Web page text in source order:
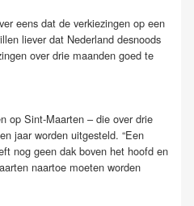
eens dat de verkiezingen op een
liever dat Nederland desnoods
over drie maanden goed te
op Sint-Maarten – die over drie
jaar worden uitgesteld. “Een
nog geen dak boven het hoofd en
naartoe moeten worden